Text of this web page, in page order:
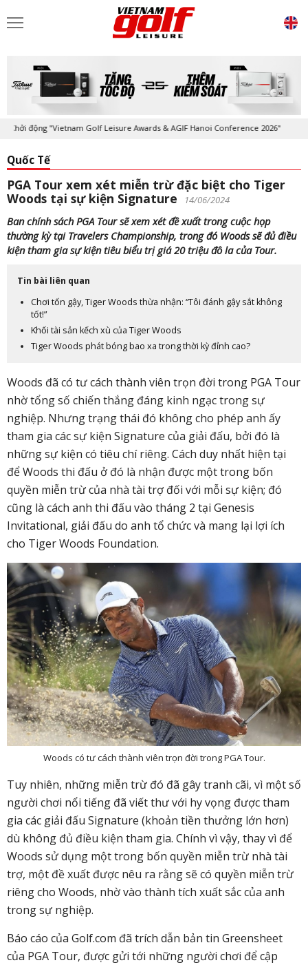
động "Vietnam Golf Leisure Awards & AGIF Hanoi Conference 2026"
Quốc Tế
PGA Tour xem xét miễn trừ đặc biệt cho Tiger
Woods tại sự kiện Signature
14/06/2024
Ban chính sách PGA Tour sẽ xem xét đề xuất trong cuộc họp
thường kỳ tại Travelers Championship, trong đó Woods sẽ đủ điều
kiện tham gia sự kiện tiêu biểu trị giá 20 triệu đô la của Tour.
Tin bài liên quan
Chơi tốn gậy, Tiger Woods thừa nhận: “Tôi đánh gậy sắt không
tốt!”
Khối tài sản kếch xù của Tiger Woods
Tiger Woods phát bóng bao xa trong thời kỳ đỉnh cao?
Woods đã có tư cách thành viên trọn đời trong PGA Tour
nhờ tổng số chiến thắng đáng kinh ngạc trong sự
nghiệp. Nhưng trạng thái đó không cho phép anh ấy
tham gia các sự kiện Signature của giải đấu, bởi đó là
những sự kiện có tiêu chí riêng. Cách duy nhất hiện tại
để Woods thi đấu ở đó là nhận được một trong bốn
quyền miễn trừ của nhà tài trợ đối với mỗi sự kiện; đó
cũng là cách anh thi đấu vào tháng 2 tại Genesis
Invitational, giải đấu do anh tổ chức và mang lại lợi ích
cho Tiger Woods Foundation.
Woods có tư cách thành viên trọn đời trong PGA Tour.
Tuy nhiên, những miễn trừ đó đã gây tranh cãi, vì một số
người chơi nổi tiếng đã viết thư với hy vọng được tham
gia các giải đấu Signature (khoản tiền thưởng lớn hơn)
dù không đủ điều kiện tham gia. Chính vì vậy, thay vì để
Woods sử dụng một trong bốn quyền miễn trừ nhà tài
trợ, một đề xuất được nêu ra rằng sẽ có quyền miễn trừ
riêng cho Woods, nhờ vào thành tích xuất sắc của anh
trong sự nghiệp.
Báo cáo của Golf.com đã trích dẫn bản tin Greensheet
của PGA Tour, được gửi tới những người chơi để cập